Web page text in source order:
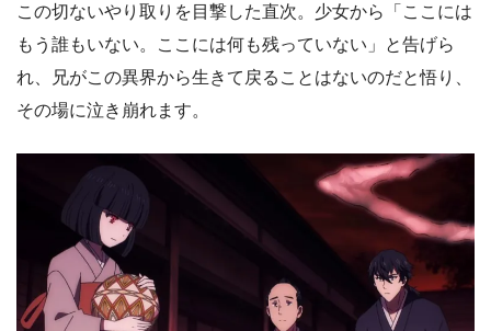
この切ないやり取りを目撃した直次。少女から「ここには
もう誰もいない。ここには何も残っていない」と告げら
れ、兄がこの異界から生きて戻ることはないのだと悟り、
その場に泣き崩れます。